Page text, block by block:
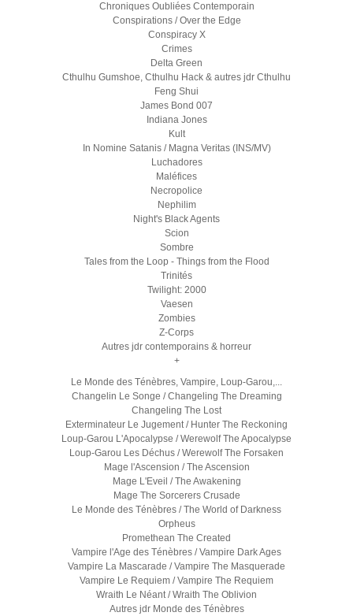
Chroniques Oubliées Contemporain
Conspirations / Over the Edge
Conspiracy X
Crimes
Delta Green
Cthulhu Gumshoe, Cthulhu Hack & autres jdr Cthulhu
Feng Shui
James Bond 007
Indiana Jones
Kult
In Nomine Satanis / Magna Veritas (INS/MV)
Luchadores
Maléfices
Necropolice
Nephilim
Night's Black Agents
Scion
Sombre
Tales from the Loop - Things from the Flood
Trinités
Twilight: 2000
Vaesen
Zombies
Z-Corps
Autres jdr contemporains & horreur
+
Le Monde des Ténèbres, Vampire, Loup-Garou,...
Changelin Le Songe / Changeling The Dreaming
Changeling The Lost
Exterminateur Le Jugement / Hunter The Reckoning
Loup-Garou L'Apocalypse / Werewolf The Apocalypse
Loup-Garou Les Déchus / Werewolf The Forsaken
Mage l'Ascension / The Ascension
Mage L'Eveil / The Awakening
Mage The Sorcerers Crusade
Le Monde des Ténèbres / The World of Darkness
Orpheus
Promethean The Created
Vampire l'Age des Ténèbres / Vampire Dark Ages
Vampire La Mascarade / Vampire The Masquerade
Vampire Le Requiem / Vampire The Requiem
Wraith Le Néant / Wraith The Oblivion
Autres jdr Monde des Ténèbres